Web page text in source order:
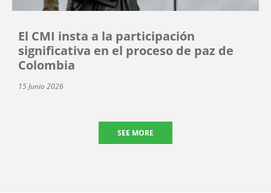
El CMI insta a la participación
significativa en el proceso de paz de
Colombia
15 Junio 2026
SEE MORE